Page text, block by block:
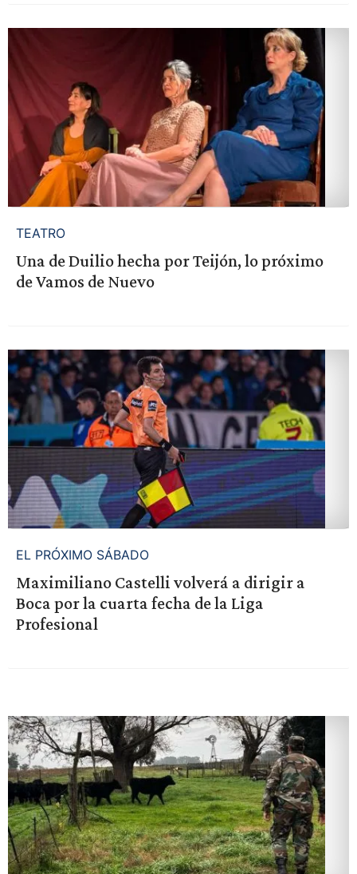
TEATRO
Una de Duilio hecha por Teijón, lo próximo
de Vamos de Nuevo
EL PRÓXIMO SÁBADO
Maximiliano Castelli volverá a dirigir a
Boca por la cuarta fecha de la Liga
Profesional